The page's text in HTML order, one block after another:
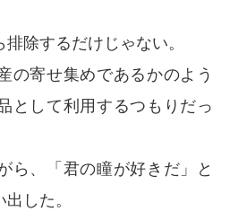
除するだけじゃない。
の寄せ集めであるかのよう
として利用するつもりだっ
ら、「君の瞳が好きだ」と
した。